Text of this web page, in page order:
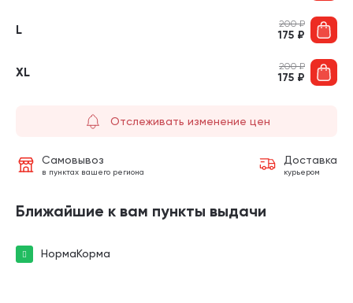
L 200₽
175 ₽
XL 200₽
175 ₽
Отслеживать изменение цен
Самовывоз
в пунктах вашего региона
Доставка
курьером
Ближайшие к вам пункты выдачи
НормаКорма